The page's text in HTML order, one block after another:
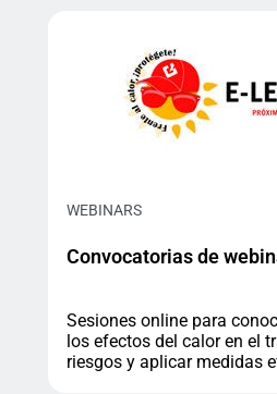
WEBINARS
Convocatorias de
Sesiones online para
los efectos del calor en el
riesgos y aplicar medidas